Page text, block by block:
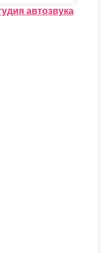
автозвука